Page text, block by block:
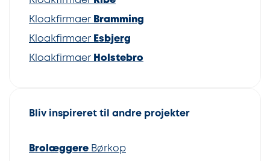
Kloakfirmaer Bramming
Kloakfirmaer Esbjerg
Kloakfirmaer Holstebro
Bliv inspireret til andre projekter
Brolæggere Børkop